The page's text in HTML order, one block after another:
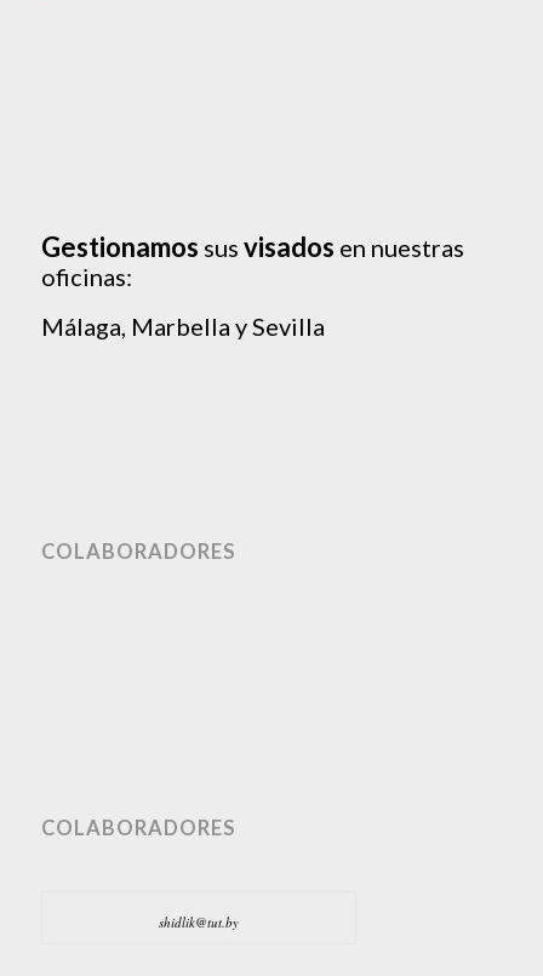
Gestionamos sus visados en nuestras
oficinas:
Málaga, Marbella y Sevilla
COLABORADORES
COLABORADORES
shidlik@tut.by